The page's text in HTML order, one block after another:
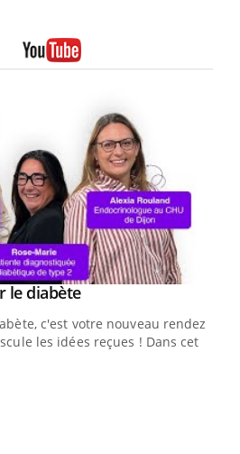
le diabèteYoutube
c'est votre nouveau rendez-
les idées reçues ! Dans cet